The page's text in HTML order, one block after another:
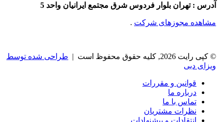
آدرس : تهران بلوار فردوس شرق مجتمع ایرانیان واحد 5
مشاهده مجوزهای شرکت .
© کپی رایت 2026, کلیه حقوق محفوظ است |
طراحی شده توسط
ویزای دبی
قوانین و مقررات
درباره ما
تماس با ما
نظرات مشتریان
انتقادات و پیشنهادات